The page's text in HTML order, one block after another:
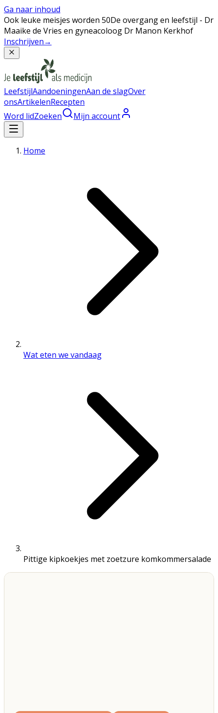
Ga naar inhoud
Ook leuke meisjes worden 50De overgang en leefstijl - Dr
Maaike de Vries en gyneacoloog Dr Manon Kerkhof
Inschrijven→
LeefstijlAandoeningenAan de slagOver
onsArtikelenRecepten
Word lidZoeken Mijn account
Home
Wat eten we vandaag
Pittige kipkoekjes met zoetzure komkommersalade